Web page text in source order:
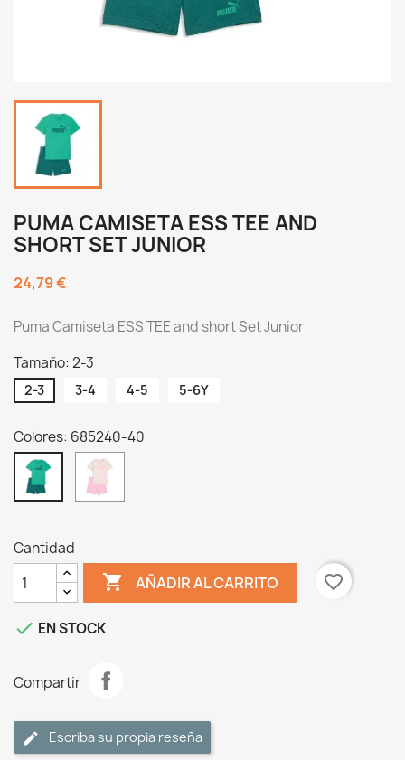
PUMA CAMISETA ESS TEE AND
SHORT SET JUNIOR
24,79 €
Puma Camiseta ESS TEE and short Set Junior
Tamaño: 2-3
2-3 3-4 4-5 5-6Y
Colores: 685240-40
685240-
Cantidad
 AÑADIR AL CARRITO favorite_border
 EN STOCK
Compartir
Escriba su propia reseña